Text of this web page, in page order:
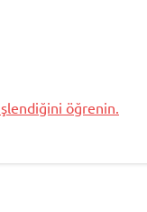
öğrenin.